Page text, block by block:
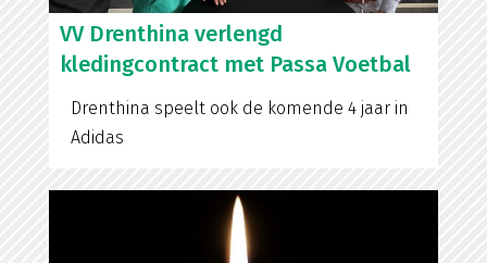
VV Drenthina verlengd
kledingcontract met Passa Voetbal
Drenthina speelt ook de komende 4 jaar in
Adidas